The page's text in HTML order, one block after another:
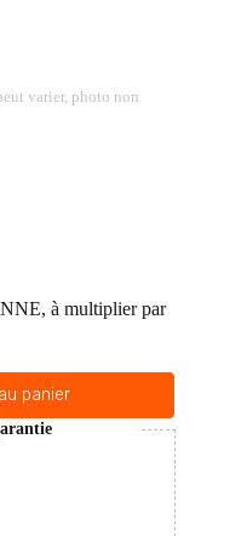
varier, photo non
à multiplier par
panier